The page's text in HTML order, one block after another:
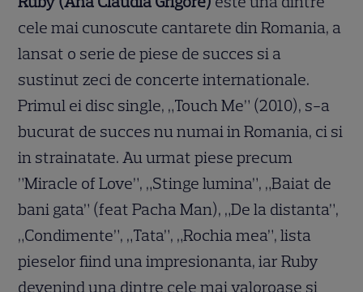
cele mai cunoscute cantarete din Romania, a
lansat o serie de piese de succes si a
sustinut zeci de concerte internationale.
Primul ei disc single, „Touch Me” (2010), s-a
bucurat de succes nu numai in Romania, ci si
in strainatate. Au urmat piese precum
”Miracle of Love”, „Stinge lumina”, „Baiat de
bani gata” (feat Pacha Man), „De la distanta”,
„Condimente”, „Tata”, „Rochia mea”, lista
pieselor fiind una impresionanta, iar Ruby
devenind una dintre cele mai valoroase si